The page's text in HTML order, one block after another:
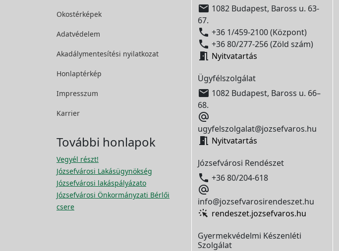
Okostérképek
Adatvédelem
Akadálymentesítési nyilatkozat
Honlaptérkép
Impresszum
Karrier
További honlapok
Vegyél részt!
Józsefvárosi Lakásügynökség
Józsefvárosi lakáspályázato
Józsefvárosi Önkormányzati Bérlői
csere
 1082 Budapest, Baross u. 63-
67.
 +36 1/459-2100 (Központ)
 +36 80/277-256 (Zöld szám)
 Nyitvatartás
Ügyfélszolgálat
 1082 Budapest, Baross u. 66–
68.

ugyfelszolgalat@jozsefvaros.hu
 Nyitvatartás
Józsefvárosi Rendészet
 +36 80/204-618

info@jozsefvarosirendeszet.hu
rendeszet.jozsefvaros.hu
Gyermekvédelmi Készenléti
Szolgálat